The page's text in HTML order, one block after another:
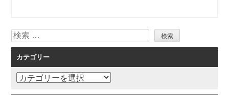
ゲ
ー
シ
ョ
ン
検
索
カテゴリー
カ